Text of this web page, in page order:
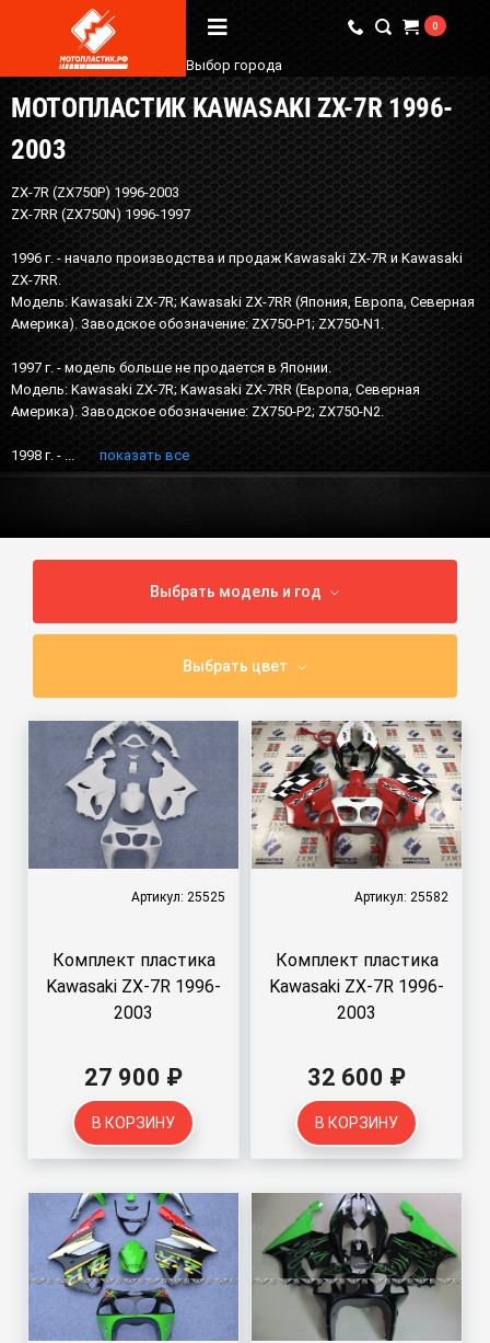
Вопрос / Ответ
Бренды
О Магазине
Мы в соцсетях
Наши контакты
+7 (924) 381-18-18
+7 (910) 684-44-88
Выбор города
0
МОТОПЛАСТИК KAWASAKI ZX-7R 1996-
2003
ZX-7R (ZX750P) 1996-2003
ZX-7RR (ZX750N) 1996-1997
1996 г. - начало производства и продаж Kawasaki ZX-7R и Kawasaki
ZX-7RR.
Модель: Kawasaki ZX-7R; Kawasaki ZX-7RR (Япония, Европа, Северная
Америка). Заводское обозначение: ZX750-P1; ZX750-N1.
1997 г. - модель больше не продается в Японии.
Модель: Kawasaki ZX-7R; Kawasaki ZX-7RR (Европа, Северная
Америка). Заводское обозначение: ZX750-P2; ZX750-N2.
1998 г. - ... показать все
Выбрать модель и год
Выбрать цвет
Артикул: 25525
Комплект пластика
Kawasaki ZX-7R 1996-
2003
27 900 ₽
В КОРЗИНУ
Артикул: 25582
Комплект пластика
Kawasaki ZX-7R 1996-
2003
32 600 ₽
В КОРЗИНУ